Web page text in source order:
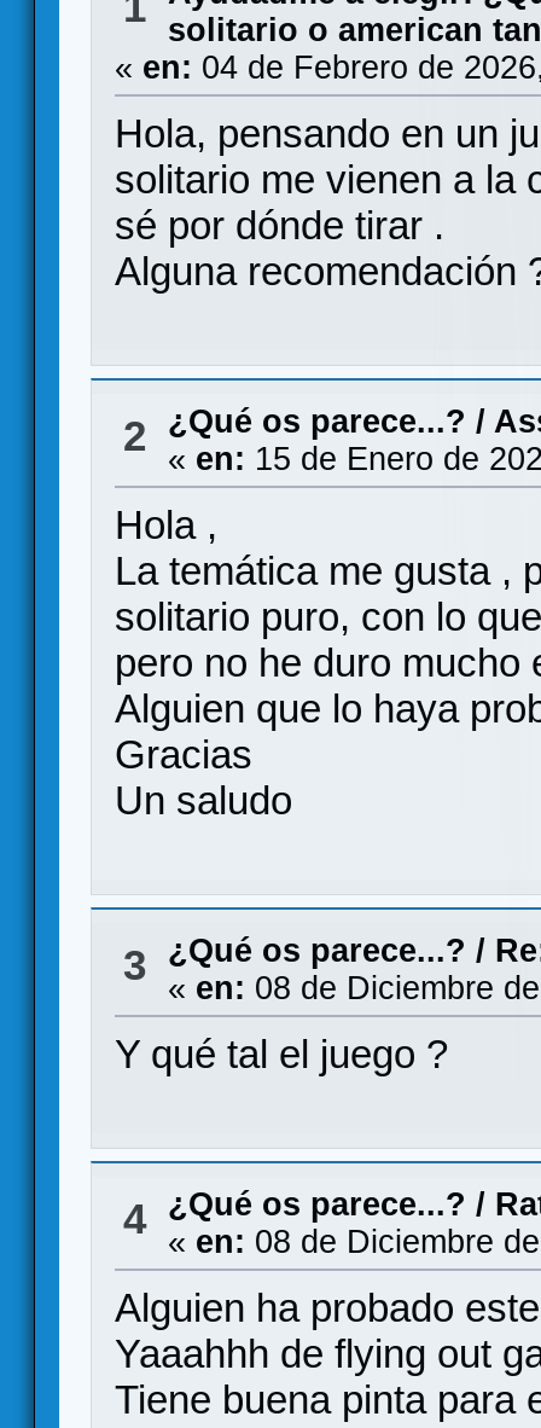
solitario o american
« en: 04 de Febrero de
Hola, pensando en un
solitario me vienen a la
sé por dónde tirar .
Alguna recomendación
2 ¿Qué os parece...? /
« en: 15 de Enero de
Hola ,
La temática me gusta ,
solitario puro, con lo
pero no he duro
Alguien que lo haya
Gracias
Un saludo
3 ¿Qué os parece...? /
« en: 08 de Diciembre
Y qué tal el juego ?
4 ¿Qué os parece...? /
« en: 08 de Diciembre
Alguien ha probado
Yaaahhh de flying out
Tiene buena pinta para